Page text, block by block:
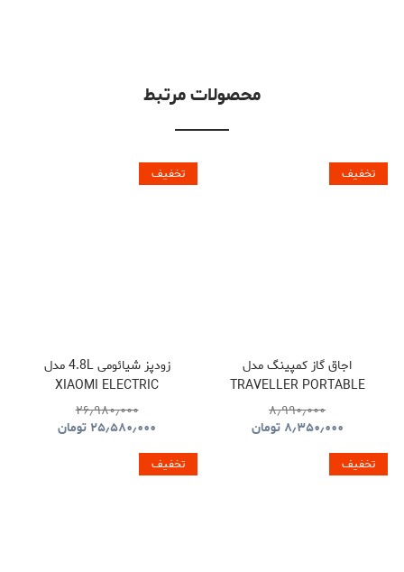
محصولات مرتبط
تخفیف
اجاق گاز کمپینگ مدل
TRAVELLER PORTABLE
BBQ HYBQ015
۸٫۹۹۰٫۰۰۰
۸٫۳۵۰٫۰۰۰ تومان
تخفیف
زودپز شیائومی 4.8L مدل
XIAOMI ELECTRIC
PRESSURE COOKER
۲۶٫۹۸۰٫۰۰۰
۲۵٫۵۸۰٫۰۰۰ تومان
تخفیف تخفیف